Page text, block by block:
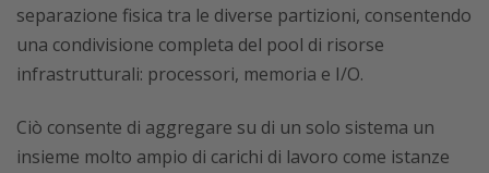
separazione fisica tra le diverse partizioni, consentendo
una condivisione completa del pool di risorse
infrastrutturali: processori, memoria e I/O.
Ciò consente di aggregare su di un solo sistema un
insieme molto ampio di carichi di lavoro come istanze